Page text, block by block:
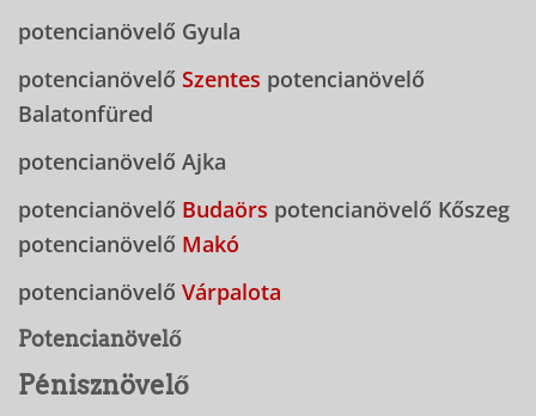
potencianövelő Gyula
potencianövelő Szentes potencianövelő
Balatonfüred
potencianövelő Ajka
potencianövelő Budaörs potencianövelő Kőszeg
potencianövelő Makó
potencianövelő Várpalota
Potencianövelő
Pénisznövelő